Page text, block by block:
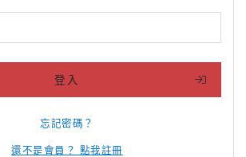
登入
忘記密碼？
還不是會員？ 點我註冊